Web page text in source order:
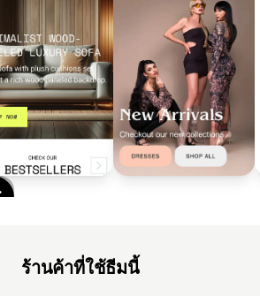
ร้านค้าที่ใช้ธีมนี้